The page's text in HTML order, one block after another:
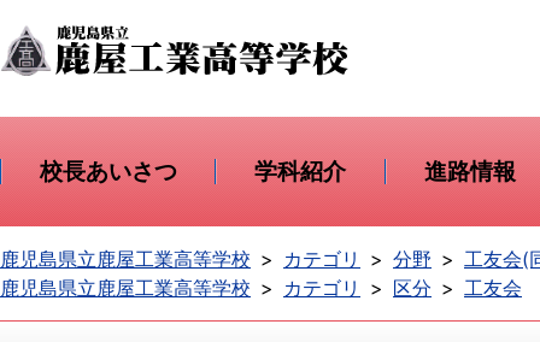
校長あいさつ 学科紹介 進路情報
鹿児島県立鹿屋工業高等学校 カテゴリ 分野
工友会(
鹿児島県立鹿屋工業高等学校
カテゴリ 区分 工友会